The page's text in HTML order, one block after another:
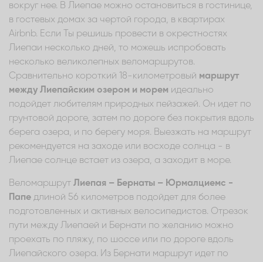
вокруг нее. В Лиепае можно остановиться в гостинице,
в гостевых домах за чертой города, в квартирах
Airbnb. Если Ты решишь провести в окрестностях
Лиепаи несколько дней, то можешь испробовать
несколько великолепных веломаршрутов.
Сравнительно короткий 18-километровый маршрут
между Лиепайским озером и морем идеально
подойдет любителям природных пейзажей. Он идет по
грунтовой дороге, затем по дороге без покрытия вдоль
берега озера, и по берегу моря. Выезжать на маршрут
рекомендуется на заходе или восходе солнца - в
Лиепае солнце встает из озера, а заходит в море.
Веломаршрут Лиепая – Бернаты – Юрмалциемс -
Папе длиной 56 километров подойдет для более
подготовленных и активных велосипедистов. Отрезок
пути между Лиепаей и Бернати по желанию можно
проехать по пляжу, по шоссе или по дороге вдоль
Лиепайского озера. Из Бернати маршрут идет по